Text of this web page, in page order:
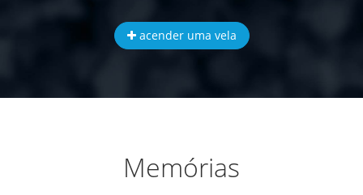
acender uma vela
Memórias